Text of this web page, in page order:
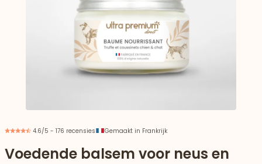
4.6/5 - 176 recensies Gemaakt in Frankrijk
Voedende balsem voor neus en